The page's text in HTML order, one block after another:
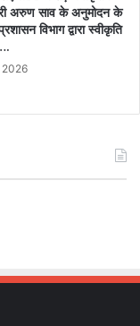
अरुण साव के अनुमोदन के
विभाग द्वारा स्वीकृति
2026